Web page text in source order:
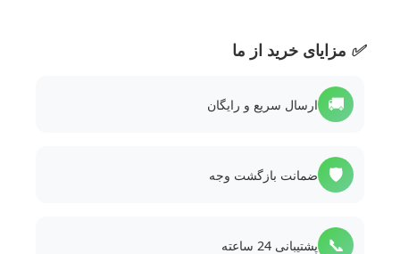
✅ مزایای خرید از ما
🚚 ارسال سریع و رایگان
🛡️ ضمانت بازگشت وجه
📞 پشتیبانی 24 ساعته